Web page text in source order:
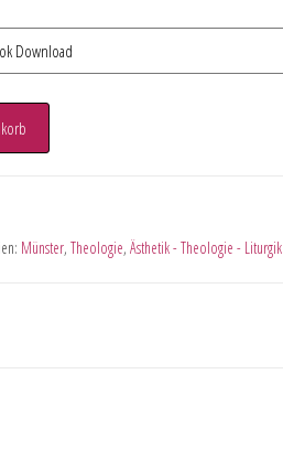
Münster, Theologie, Ästhetik - Theologie - Liturgik